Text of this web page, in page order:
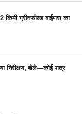
किमी ग्रीनफील्ड बाईपास का
निरीक्षण, बोले—कोई पात्र